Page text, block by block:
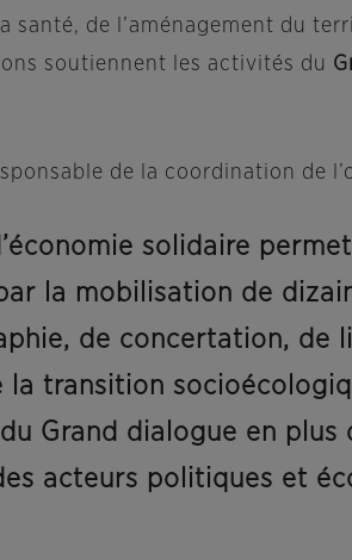
santé, de l’aménagement du
soutiennent les activités du
de la coordination de
solidaire
la mobilisation de
de concertation, de
transition
Grand dialogue en plus
acteurs politiques et